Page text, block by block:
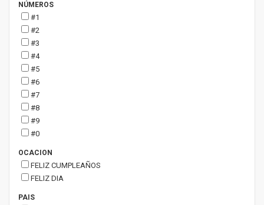
NÚMEROS
#1
#2
#3
#4
#5
#6
#7
#8
#9
#0
OCACION
FELIZ CUMPLEAÑOS
FELIZ DIA
PAIS